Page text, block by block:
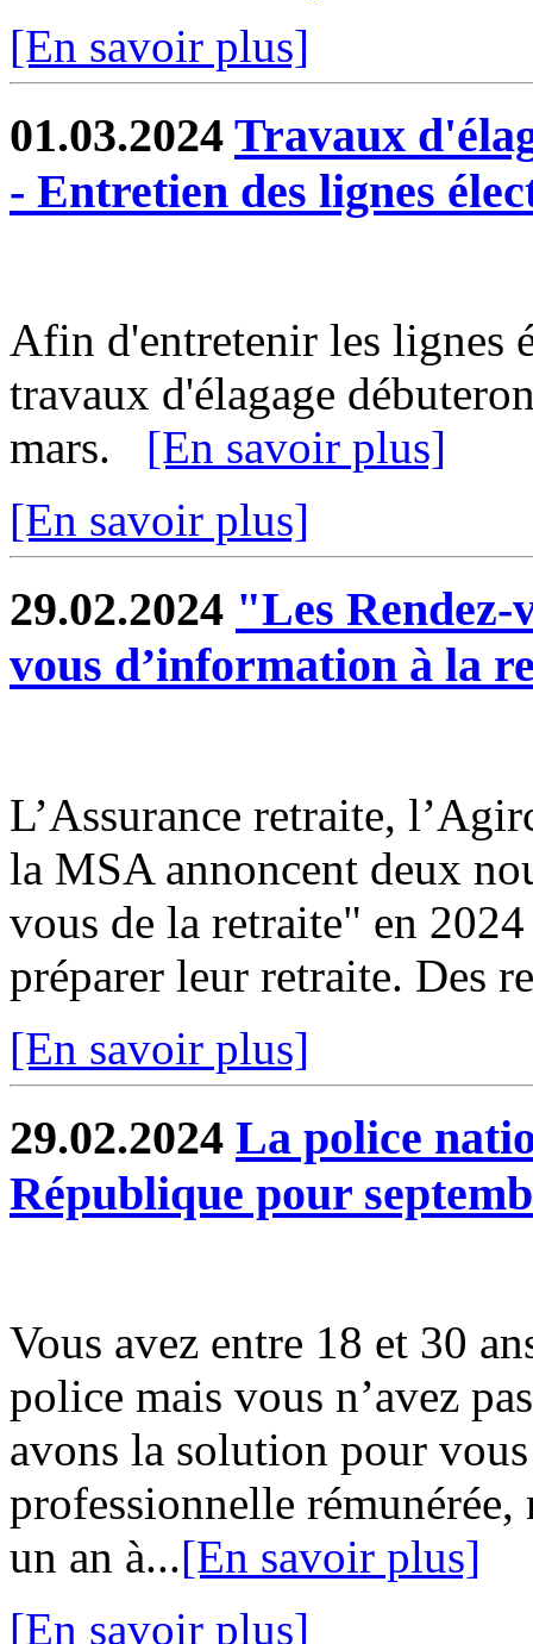
[En savoir plus]
01.03.2024 Travaux
- Entretien des lignes
Afin d'entretenir les lignes
travaux d'élagage
mars. [En savoir plus]
[En savoir plus]
29.02.2024 "Les Rendez-
vous d’information à la
L’Assurance retraite,
la MSA annoncent deux
vous de la retraite" en
préparer leur retraite. Des
[En savoir plus]
29.02.2024 La police
République pour
Vous avez entre 18 et 30
police mais vous n’avez
avons la solution pour
professionnelle
un an à...[En savoir plus]
[En savoir plus]